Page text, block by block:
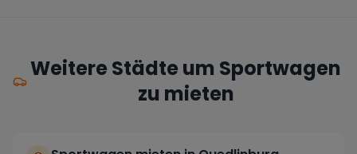
Weitere Städte um Sportwagen
zu mieten